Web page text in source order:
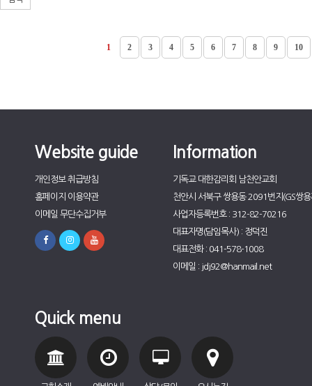
1 2 3 4 5 6 7 8 9 10
Website guide
개인정보 취급방침
홈페이지 이용약관
이메일 무단수집거부
Information
기독교 대한감리회 남천안교회
천안시 서북구 쌍용동 2091번지(GS쌍
사업자등록번호 : 312-82-70216
대표자명(담임목사) : 정덕진
대표전화 : 041-578-1008
이메일 : jdj92@hanmail.net
Quick menu